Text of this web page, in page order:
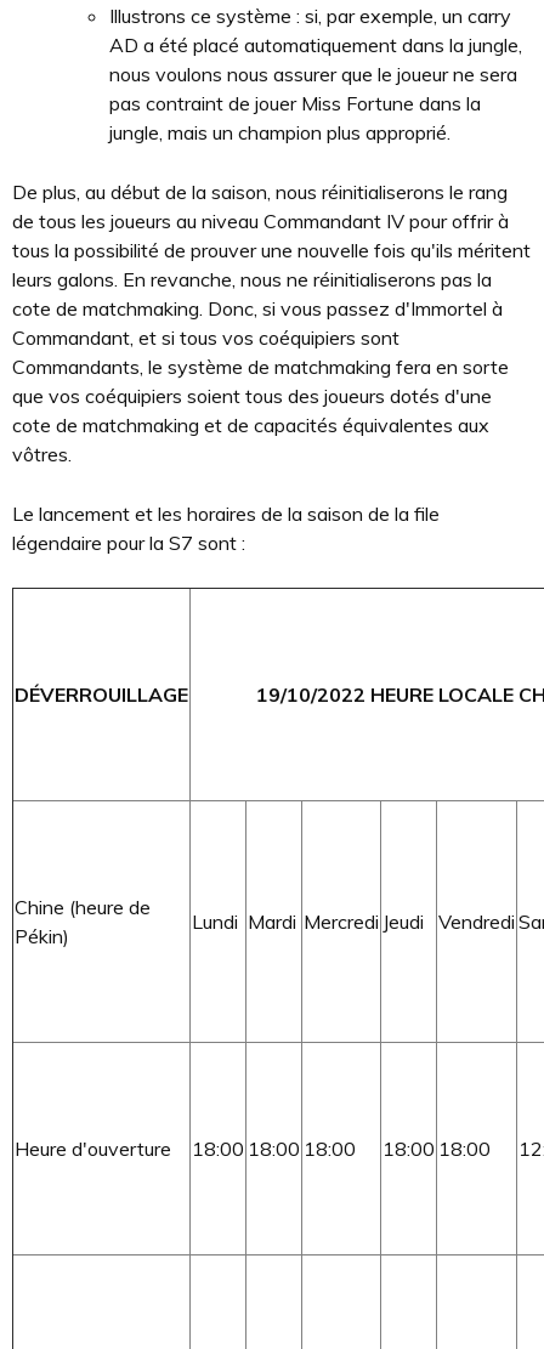
Illustrons ce système : si, par exemple, un carry
AD a été placé automatiquement dans la jungle,
nous voulons nous assurer que le joueur ne sera
pas contraint de jouer Miss Fortune dans la
jungle, mais un champion plus approprié.
De plus, au début de la saison, nous réinitialiserons le rang
de tous les joueurs au niveau Commandant IV pour offrir à
tous la possibilité de prouver une nouvelle fois qu'ils méritent
leurs galons. En revanche, nous ne réinitialiserons pas la
cote de matchmaking. Donc, si vous passez d'Immortel à
Commandant, et si tous vos coéquipiers sont
Commandants, le système de matchmaking fera en sorte
que vos coéquipiers soient tous des joueurs dotés d'une
cote de matchmaking et de capacités équivalentes aux
vôtres.
Le lancement et les horaires de la saison de la file
légendaire pour la S7 sont :
DÉVERROUILLAGE 19/10/2022 HEURE LOCALE
Chine (heure de
Pékin)
Lundi Mardi Mercredi Jeudi Vendredi
Heure d'ouverture 18:00 18:00 18:00 18:00 18:00